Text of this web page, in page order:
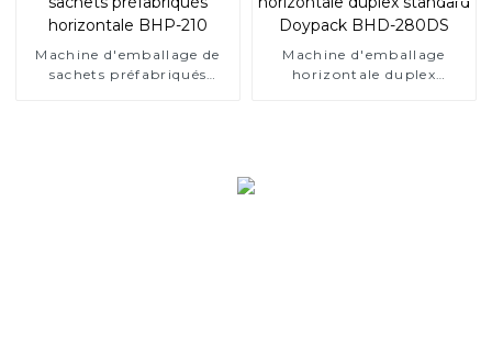
Machine d'emballage de
sachets préfabriqués
Machine d'emballage
horizontale duplex